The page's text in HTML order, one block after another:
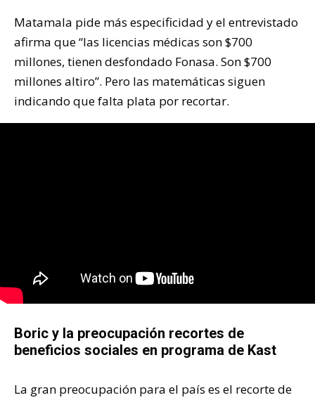
Matamala pide más especificidad y el entrevistado
afirma que “las licencias médicas son $700
millones, tienen desfondado Fonasa. Son $700
millones altiro”. Pero las matemáticas siguen
indicando que falta plata por recortar.
Boric y la preocupación recortes de
beneficios sociales en programa de Kast
La gran preocupación para el país es el recorte de